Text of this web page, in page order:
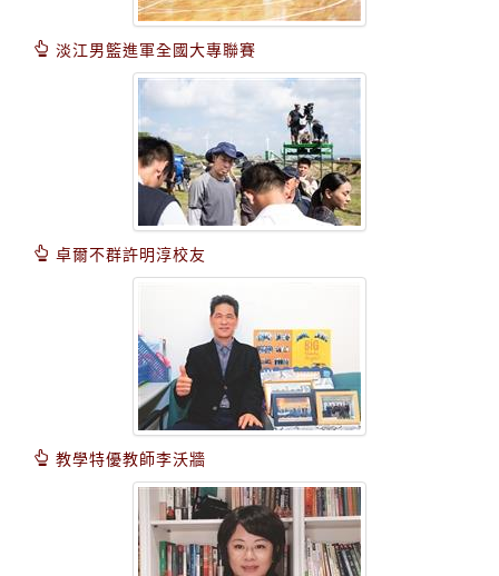
淡江男籃進軍全國大專聯賽
卓爾不群許明淳校友
教學特優教師李沃牆